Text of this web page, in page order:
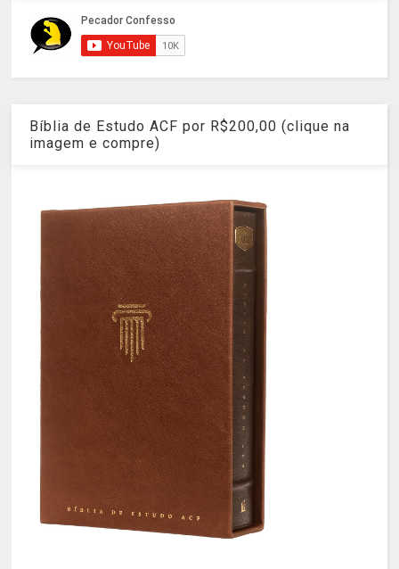
Bíblia de Estudo ACF por R$200,00 (clique na
imagem e compre)